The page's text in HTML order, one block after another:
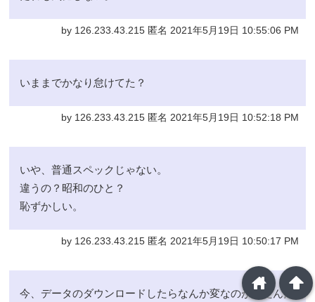
by 126.233.43.215 匿名 2021年5月19日 10:55:06 PM
いままでかなり怠けてた？
by 126.233.43.215 匿名 2021年5月19日 10:52:18 PM
いや、普通スペックじゃない。
違うの？昭和のひと？
恥ずかしい。
by 126.233.43.215 匿名 2021年5月19日 10:50:17 PM
今、データのダウンロードしたらなんか変なのが出たんだ
arrowup
home